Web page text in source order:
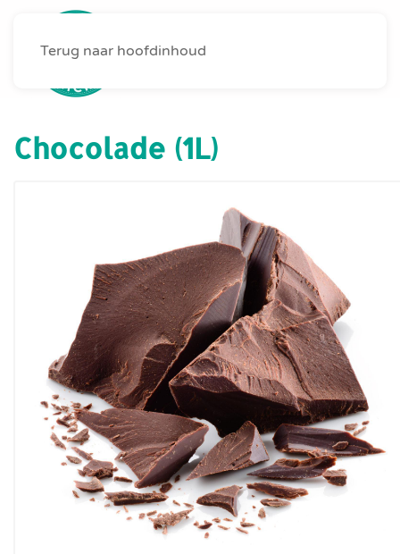
Terug naar hoofdinhoud
Chocolade (1L)